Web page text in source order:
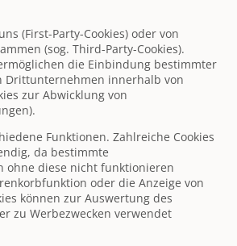
(First-Party-Cookies) oder von
(sog. Third-Party-Cookies).
die Einbindung bestimmter
Drittunternehmen innerhalb von
zur Abwicklung von
Funktionen. Zahlreiche Cookies
da bestimmte
ohne diese nicht funktionieren
oder die Anzeige von
können zur Auswertung des
zu Werbezwecken verwendet